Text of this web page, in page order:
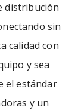
distribución
sin
calidad con
y sea
el estándar
y un